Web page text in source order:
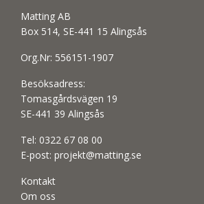
Matting AB
Box 514, SE-441 15 Alingsås
Org.Nr: 556151-1907
Besöksadress:
Tomasgårdsvägen 19
SE-441 39 Alingsås
Tel: 0322 67 08 00
E-post: projekt@matting.se
Kontakt
Om oss